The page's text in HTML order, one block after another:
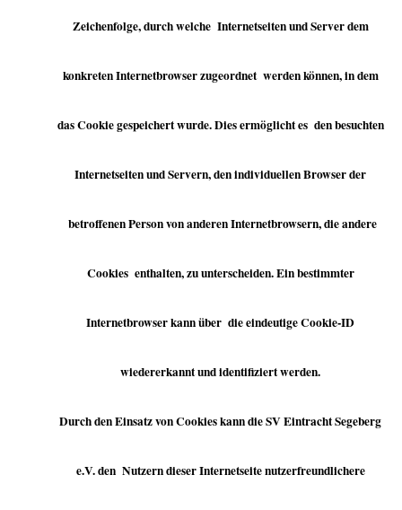
Zeichenfolge, durch welche Internetseiten und Server dem
konkreten Internetbrowser zugeordnet werden können, in dem
das Cookie gespeichert wurde. Dies ermöglicht es den besuchten
Internetseiten und Servern, den individuellen Browser der
betroffenen Person von anderen Internetbrowsern, die andere
Cookies enthalten, zu unterscheiden. Ein bestimmter
Internetbrowser kann über die eindeutige Cookie-ID
wiedererkannt und identifiziert werden.
Durch den Einsatz von Cookies kann die SV Eintracht Segeberg
e.V. den Nutzern dieser Internetseite nutzerfreundlichere